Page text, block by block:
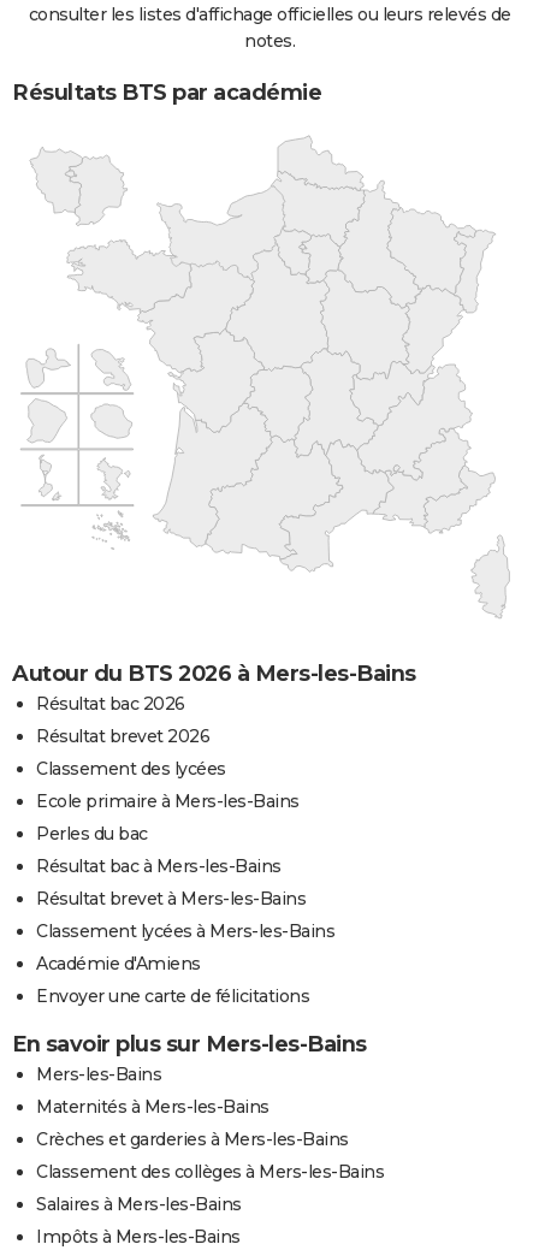
consulter les listes d'affichage officielles ou leurs relevés de
notes.
Résultats BTS par académie
Autour du BTS 2026 à Mers-les-Bains
Résultat bac 2026
Résultat brevet 2026
Classement des lycées
Ecole primaire à Mers-les-Bains
Perles du bac
Résultat bac à Mers-les-Bains
Résultat brevet à Mers-les-Bains
Classement lycées à Mers-les-Bains
Académie d'Amiens
Envoyer une carte de félicitations
En savoir plus sur Mers-les-Bains
Mers-les-Bains
Maternités à Mers-les-Bains
Crèches et garderies à Mers-les-Bains
Classement des collèges à Mers-les-Bains
Salaires à Mers-les-Bains
Impôts à Mers-les-Bains